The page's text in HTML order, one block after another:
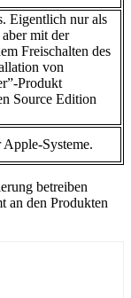
Eigentlich nur als
mit der
Freischalten des
von
Produkt
Source Edition
Systeme.
betreiben
an den Produkten